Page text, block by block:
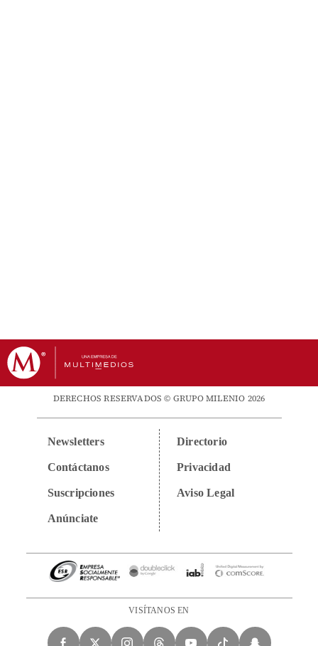
DERECHOS RESERVADOS © GRUPO MILENIO 2026
Newsletters
Contáctanos
Suscripciones
Anúnciate
Directorio
Privacidad
Aviso Legal
VISÍTANOS EN